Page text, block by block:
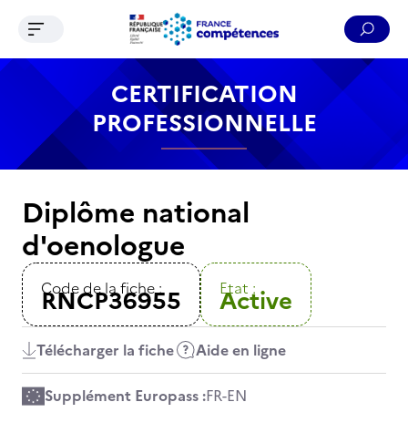
Contenu Recherche Menu Pied de page
Ouvrir le menu de navigation
CERTIFICATION
PROFESSIONNELLE
Diplôme national
d'oenologue
Code de la fiche :
RNCP36955 Etat :
Active
Télécharger la fiche Aide en ligne
Supplément Europass :FR-EN